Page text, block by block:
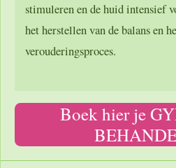
stimuleren en de huid intensief
het herstellen van de balans en
verouderingsproces.
Boek hier je